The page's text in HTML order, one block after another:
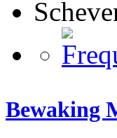
Bewaking